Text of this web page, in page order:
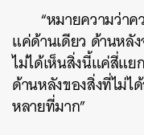
“หมายความว่า
แค่ด้านเดียว ด้านหลั
ไม่ได้เห็นสิ่งนี้แค่สี่แ
ด้านหลังของสิ่งที่ไม่
หลายที่มาก”